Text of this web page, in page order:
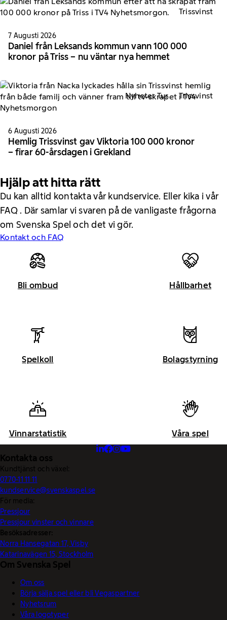
Trissvinst
7 Augusti 2026
Daniel från Leksands kommun vann 100 000
kronor på Triss – nu väntar nya hemmet
Nyheter Tur Trissvinst
6 Augusti 2026
Hemlig Trissvinst gav Viktoria 100 000 kronor
– firar 60-årsdagen i Grekland
Hjälp att hitta rätt
Du kan alltid kontakta vår kundservice. Eller kika i vår
FAQ . Där samlar vi svaren på de vanligaste frågorna
om Svenska Spel och det vi gör.
Kontakt och FAQ
Bli ombud Hållbarhet
Spelkoll Bolagstyrning
Vinnarstatistik Våra spel
Kontakta oss
Kundtjänst och växel:
0770-11 11 11
kundservice@svenskaspel.se
För media:
Pressjour
Pressjour vinster och vinnare
Besöksadresser:
Norra Hansegatan 17, Visby
Katarinavägen 15, Stockholm
Om Svenska Spel
Om oss
Börja sälja spel eller bli Vegaspartner
Nyhetsrum
Våra logotyper